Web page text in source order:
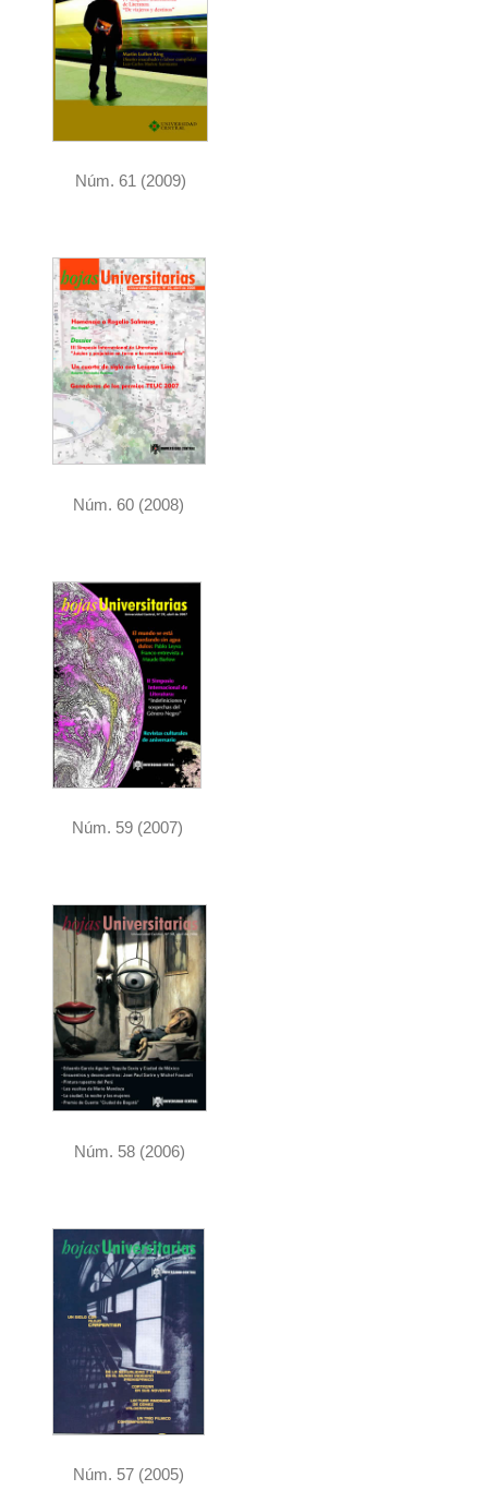
Núm. 61 (2009)
Núm. 60 (2008)
Núm. 59 (2007)
Núm. 58 (2006)
Núm. 57 (2005)